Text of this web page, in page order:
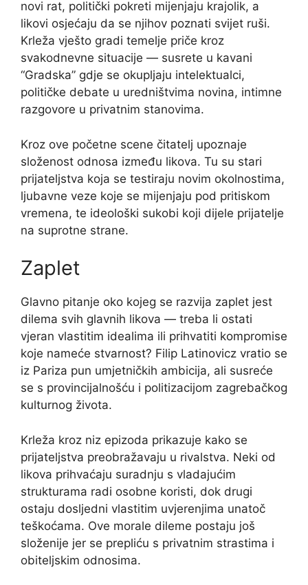
novi rat, politički pokreti mijenjaju krajolik, a
likovi osjećaju da se njihov poznati svijet ruši.
Krleža vješto gradi temelje priče kroz
svakodnevne situacije — susrete u kavani
“Gradska” gdje se okupljaju intelektualci,
političke debate u uredništvima novina, intimne
razgovore u privatnim stanovima.
Kroz ove početne scene čitatelj upoznaje
složenost odnosa između likova. Tu su stari
prijateljstva koja se testiraju novim okolnostima,
ljubavne veze koje se mijenjaju pod pritiskom
vremena, te ideološki sukobi koji dijele prijatelje
na suprotne strane.
Zaplet
Glavno pitanje oko kojeg se razvija zaplet jest
dilema svih glavnih likova — treba li ostati
vjeran vlastitim idealima ili prihvatiti kompromise
koje nameće stvarnost? Filip Latinovicz vratio se
iz Pariza pun umjetničkih ambicija, ali susreće
se s provincijalnošću i politizacijom zagrebačkog
kulturnog života.
Krleža kroz niz epizoda prikazuje kako se
prijateljstva preobražavaju u rivalstva. Neki od
likova prihvaćaju suradnju s vladajućim
strukturama radi osobne koristi, dok drugi
ostaju dosljedni vlastitim uvjerenjima unatoč
teškoćama. Ove morale dileme postaju još
složenije jer se prepliću s privatnim strastima i
obiteljskim odnosima.